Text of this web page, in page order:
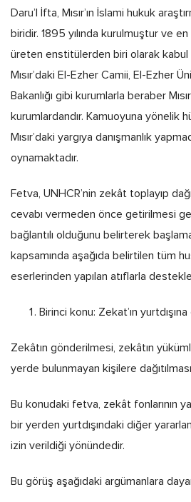
Daru’l İfta, Mısır’ın İslami hukuk
biridir. 1895 yılında kurulmuştur ve
üreten enstitülerden biri olarak kabul
Mısır’daki El-Ezher Camii, El-Ezher
Bakanlığı gibi kurumlarla beraber
kurumlardandır. Kamuoyuna yönelik
Mısır’daki yargıya danışmanlık
oynamaktadır.
Fetva, UNHCR’nin zekât toplayıp
cevabı vermeden önce getirilmesi
bağlantılı olduğunu belirterek
kapsamında aşağıda belirtilen tüm
eserlerinden yapılan atıflarla
Birinci konu: Zekat’ın
Zekâtın gönderilmesi, zekâtın
yerde bulunmayan kişilere
Bu konudaki fetva, zekât fonlarının
bir yerden yurtdışındaki diğer
izin verildiği yönündedir.
Bu görüş aşağıdaki argümanlara